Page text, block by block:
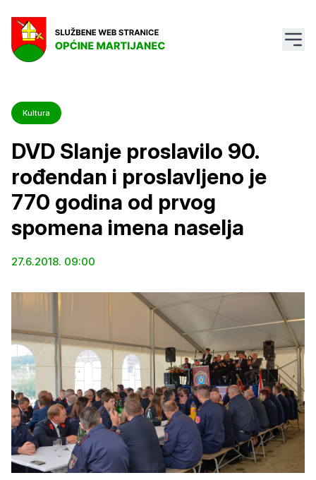
Kultura
DVD Slanje proslavilo 90.
rođendan i proslavljeno je
770 godina od prvog
spomena imena naselja
27.6.2018. 09:00